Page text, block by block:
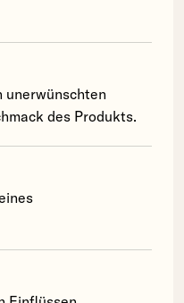
unerwünschten
des Produkts.